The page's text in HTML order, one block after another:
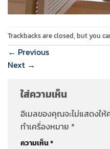
Trackbacks are closed, but you
← Previous
Next →
ใส่ความเห็น
อีเมลของคุณจะไม่แสดงให้
ทำเครื่องหมาย *
ความเห็น*